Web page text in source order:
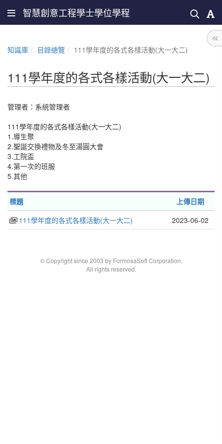
智慧創意工程學士學位學程
知識庫 目錄總覽 111學年度的各式各樣活動(大一大二)
111學年度的各式各樣活動(大一大二)
管理者： 系統管理者
111學年度的各式各樣活動(大一大二)
1.導生聚
2.聖誕交換禮物及冬至湯圓大會
3.工院盃
4.第一次的班服
5.其他
標題
上傳日期
111學年度的各式各樣活動(大一大二)
2023-06-02
© Copyright since 2003 by FormosaSoft Corporation.
All rights reserved.